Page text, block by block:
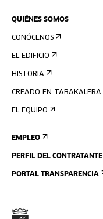
QUIÉNES SOMOS
CONÓCENOS
EL EDIFICIO
HISTORIA
CREADO EN TABAKALERA
EL EQUIPO
EMPLEO
PERFIL DEL CONTRATANTE
PORTAL TRANSPARENCIA